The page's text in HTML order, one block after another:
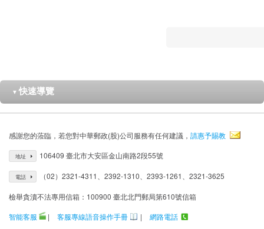
▼ 快速導覽
感謝您的蒞臨，若您對中華郵政(股)公司服務有任何建議， 請惠予賜教
地址 106409 臺北市大安區金山南路2段55號
電話 （02）2321-4311、2392-1310、2393-1261、2321-3625
檢舉貪瀆不法專用信箱：100900 臺北北門郵局第610號信箱
智能客服
| 客服專線語音操作手冊 | 網路電話